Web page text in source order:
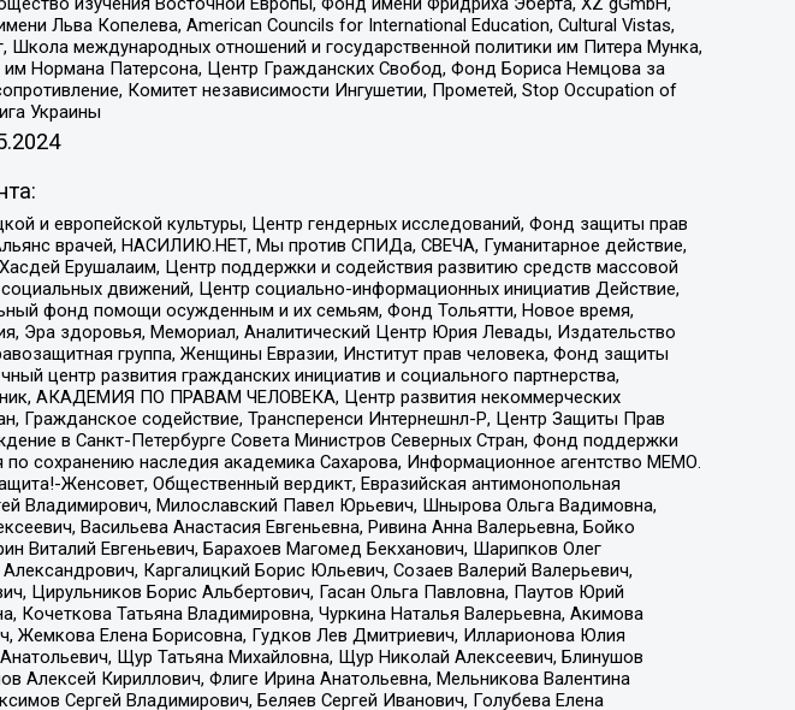
Льва Копелева, American Councils for International Education, Cultural Vistas,
международных отношений и государственной политики им Питера Мунка,
Нормана Патерсона, Центр Гражданских Свобод, Фонд Бориса Немцова за
Комитет независимости Ингушетии, Прометей, Stop Occupation of
Украины
и европейской культуры, Центр гендерных исследований, Фонд защиты прав
врачей, НАСИЛИЮ.НЕТ, Мы против СПИДа, СВЕЧА, Гуманитарное действие,
Ерушалаим, Центр поддержки и содействия развитию средств массовой
движений, Центр социально-информационных инициатив Действие,
фонд помощи осужденным и их семьям, Фонд Тольятти, Новое время,
Эра здоровья, Мемориал, Аналитический Центр Юрия Левады, Издательство
группа, Женщины Евразии, Институт прав человека, Фонд защиты
центр развития гражданских инициатив и социального партнерства,
АКАДЕМИЯ ПО ПРАВАМ ЧЕЛОВЕКА, Центр развития некоммерческих
Гражданское содействие, Трансперенси Интернешнл-Р, Центр Защиты Прав
в Санкт-Петербурге Совета Министров Северных Стран, Фонд поддержки
сохранению наследия академика Сахарова, Информационное агентство МЕМО.
Женсовет, Общественный вердикт, Евразийская антимонопольная
Владимирович, Милославский Павел Юрьевич, Шнырова Ольга Вадимовна,
Васильева Анастасия Евгеньевна, Ривина Анна Валерьевна, Бойко
Виталий Евгеньевич, Барахоев Магомед Бекханович, Шарипков Олег
Каргалицкий Борис Юльевич, Созаев Валерий Валерьевич,
Цирульников Борис Альбертович, Гасан Ольга Павловна, Паутов Юрий
Татьяна Владимировна, Чуркина Наталья Валерьевна, Акимова
Жемкова Елена Борисовна, Гудков Лев Дмитриевич, Илларионова Юлия
Щур Татьяна Михайловна, Щур Николай Алексеевич, Блинушов
Алексей Кириллович, Флиге Ирина Анатольевна, Мельникова Валентина
Сергей Владимирович, Беляев Сергей Иванович, Голубева Елена